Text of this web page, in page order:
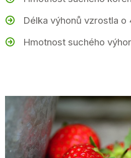
Délka výhonů vzrostla o
Hmotnost suchého